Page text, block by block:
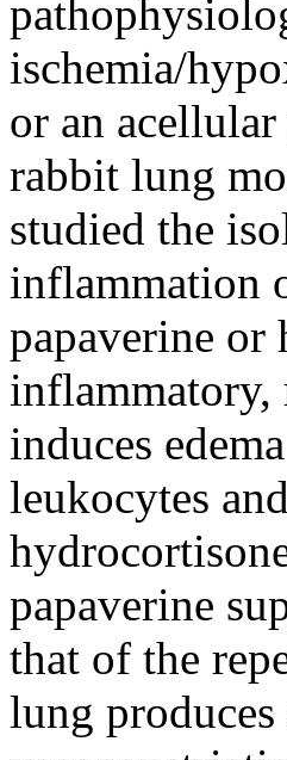
ischemia/
or an
rabbit lung
studied the
inflammation
papaverine or
inflammatory,
induces
leukocytes
papaverine
that of the
lung